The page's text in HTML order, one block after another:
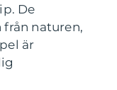
De
naturen,
är